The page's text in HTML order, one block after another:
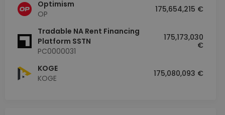
Optimism
OP
175,654,215 €
Tradable NA Rent Financing
Platform SSTN
PC0000031
175,173,030
€
KOGE
KOGE
175,080,093 €